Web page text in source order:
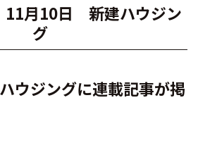
月10日 新建ハウジン
グ
ウジングに連載記事が掲